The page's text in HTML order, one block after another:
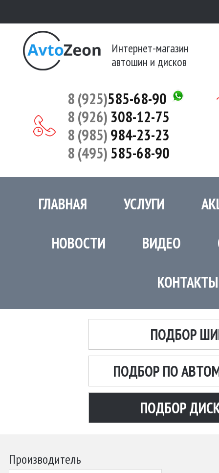
Интернет-магазин
автошин и дисков
8 (925)585-68-90
8 (926) 308-12-75
8 (985)984-23-23
8 (495)585-68-90
ГЛАВНАЯ УСЛУГИ
НОВОСТИ ВИДЕО
КОНТАКТЫ
ПОДБОР
ПОДБОР ПО
ПОДБОР
Производитель